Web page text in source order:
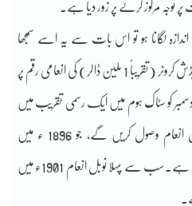
توجہ مرکوز کرنے پر زور دیا ہے۔
لگانا ہو تو اس بات سے یہ اسے سمجھا
جاسکتا ہے کہ ایک تمغہ اور 11 ملین سویڈش کرونر (تقریباً 1 ملین ڈالر) کی انعامی رقم پر
ہے۔ جون فوس رواں سال 10 دسمبر کو سٹاک ہوم میں ایک رسمی تقریب میں
کنگ کارل XVI گسٹاف سے نوبل انعام وصول کریں گے، جو 1896 ء میں
سائنسدان الفریڈ نوبل کی موت کی برسی ہے۔سب سے پہلا نوبل انعام 1901ء میں